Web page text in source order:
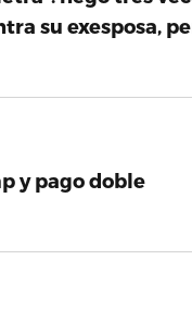
su exesposa,
y pago doble